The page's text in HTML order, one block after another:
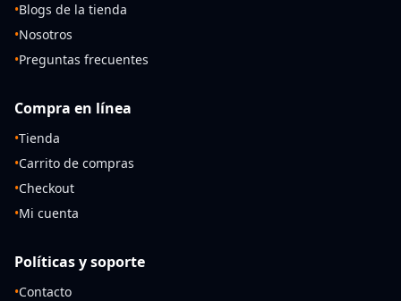
•Blogs de la tienda
•Nosotros
•Preguntas frecuentes
Compra en línea
•Tienda
•Carrito de compras
•Checkout
•Mi cuenta
Políticas y soporte
•Contacto